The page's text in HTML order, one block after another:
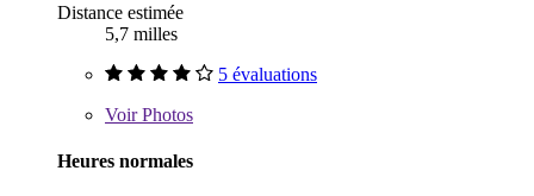
Distance estimée
5,7 milles
5 évaluations
VoirPhotos
Heures normales